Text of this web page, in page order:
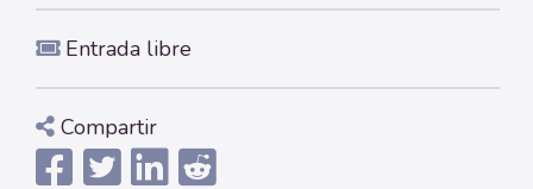
Entrada libre
Compartir